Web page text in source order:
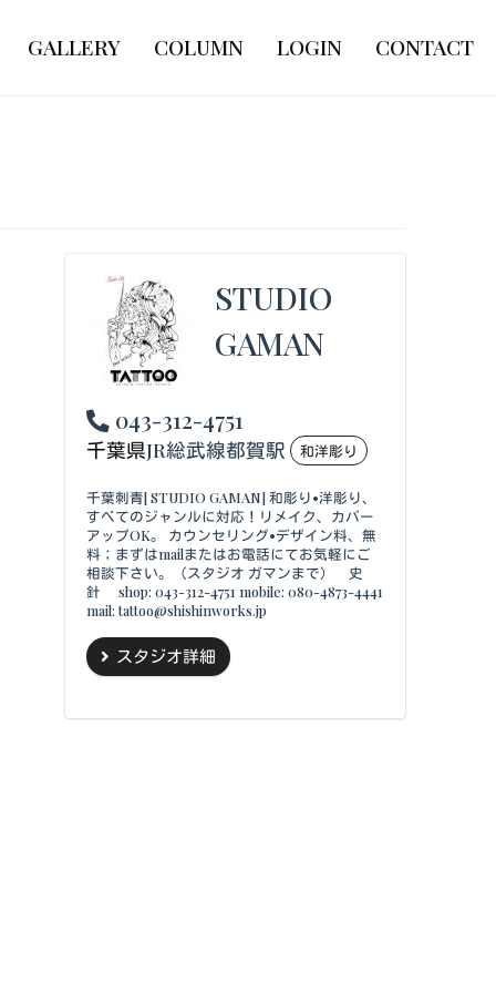
GALLERY COLUMN LOGIN CONTACT
STUDIO
GAMAN
043-312-4751
千葉県JR総武線都賀駅 和洋彫り
千葉刺青[ STUDIO GAMAN] 和彫り•洋彫り、
すべてのジャンルに対応！リメイク、カバー
アップOK。 カウンセリング•デザイン料、無
料；まずはmailまたはお電話にてお気軽にご
相談下さい。（スタジオ ガマンまで） 史
針 shop: 043-312-4751 mobile: 080-4873-4441
mail: tattoo@shishinworks.jp
スタジオ詳細